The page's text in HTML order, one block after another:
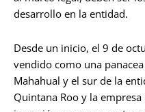
desarrollo en la entidad.
Desde un inicio, el 9 de
vendido como una
Mahahual y el sur de la
Quintana Roo y la